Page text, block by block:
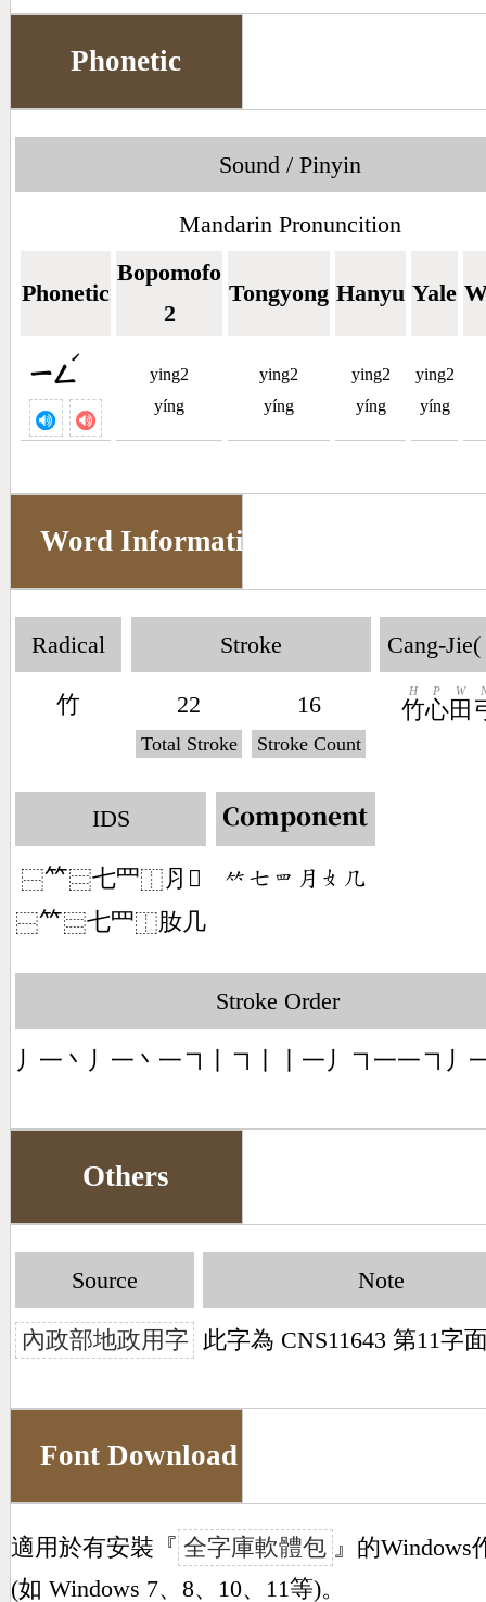
Phonetic
Sound / Pinyin
Mandarin Pronuncition
Phonetic
Bopomofo
2
Tongyong Hanyu Yale
ㄧㄥ
ˊ
ying2
yíng
ying2
yíng
ying2
yíng
ying2
yíng
Word Information
Radical
竹
Stroke
22
Total Stroke
16
Stroke Count
Cang-Jie(
竹
H
心
P
田
W
IDS
⿱𥫗⿳七罒⿰ ⺼𡚫
⿱𥫗⿳七罒⿰肗几
Component
󶆆󶀝󶄱󶃭󶂛󶀸
Stroke Order
丿一丶丿一丶一㇕丨㇕丨丨一丿㇕一一㇕丿
Others
Source
內政部地政用字
Note
此字為 CNS11643 第11字
Font Download
適用於有安裝『 全字庫軟體包 』的Windows
(如 Windows 7、8、10、11等)。